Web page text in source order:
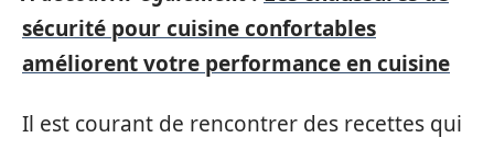
sécurité pour cuisine confortables
améliorent votre performance en cuisine
Il est courant de rencontrer des recettes qui